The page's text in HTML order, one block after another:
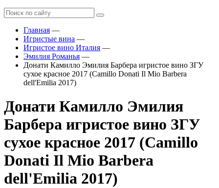
Главная —
Игристые вина —
Игристое вино Италия —
Эмилия Романья —
Донати Камилло Эмилия Барбера игристое вино ЗГУ
сухое красное 2017 (Camillo Donati Il Mio Barbera
dell'Emilia 2017)
Донати Камилло Эмилия
Барбера игристое вино ЗГУ
сухое красное 2017 (Camillo
Donati Il Mio Barbera
dell'Emilia 2017)